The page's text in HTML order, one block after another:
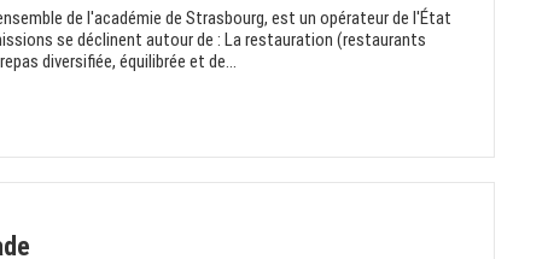
de l'académie de Strasbourg, est un opérateur de l'État
se déclinent autour de : La restauration (restaurants
diversifiée, équilibrée et de...